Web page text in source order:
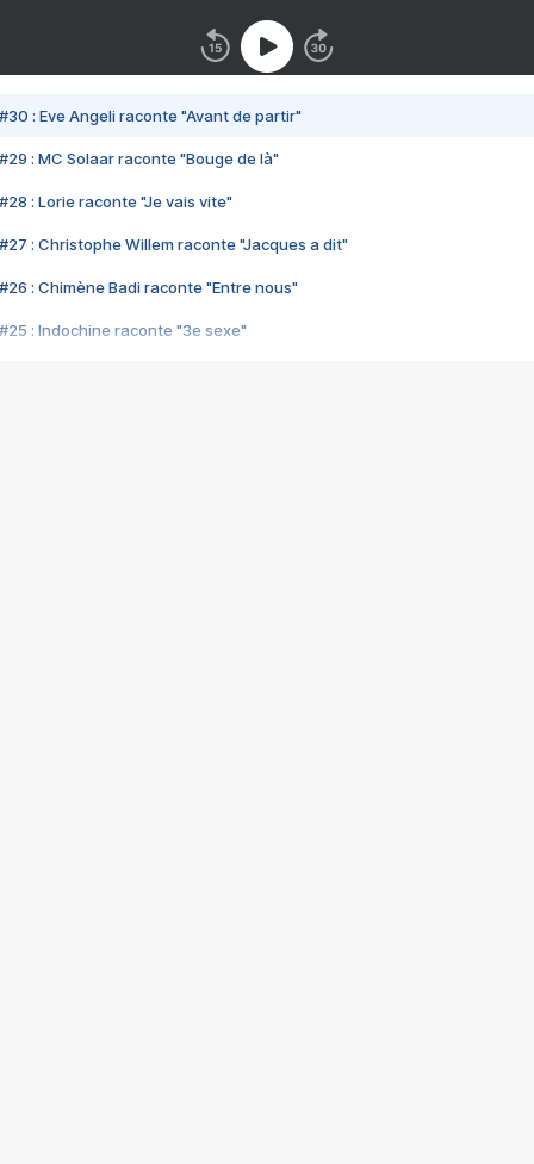
#30 : Eve Angeli raconte "Avant de partir"
#29 : MC Solaar raconte "Bouge de là"
#28 : Lorie raconte "Je vais vite"
#27 : Christophe Willem raconte "Jacques a dit"
#26 : Chimène Badi raconte "Entre nous"
#25 : Indochine raconte "3e sexe"